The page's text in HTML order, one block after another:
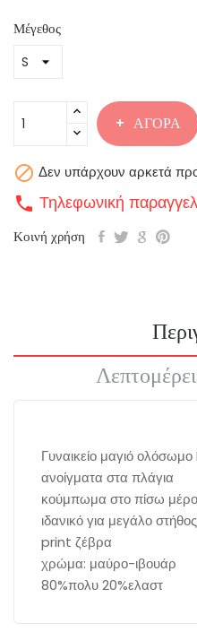
Μέγεθος
ΑΓΟΡΆ
 Δεν υπάρχουν αρκετά
call Τηλεφωνική
Κοινή χρήση
Γυναικείο μαγιό
ανοίγματα στα πλάγια
κούμπωμα στο πίσω
ιδανικό για μεγάλο στήθος
print ζέβρα
χρώμα: μαύρο-ιβουάρ
80%πολυ 20%ελαστ